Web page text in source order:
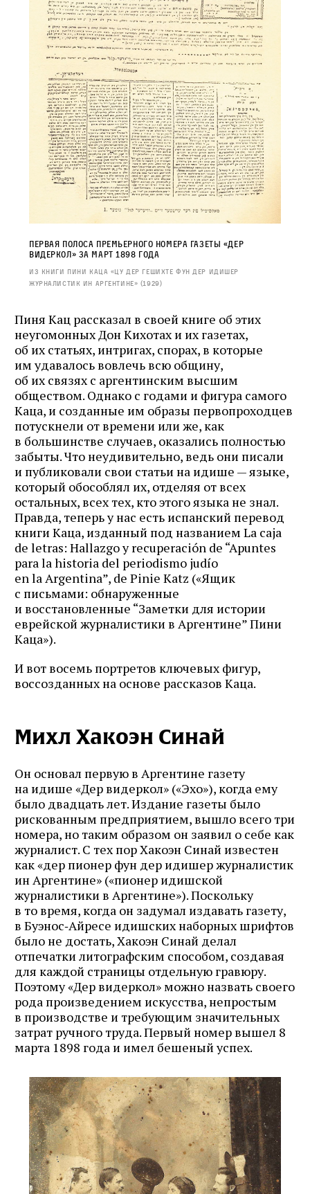
Первая полоса премьерного номера газеты «Дер
видеркол» за март 1898 года
Из книги Пини Каца «Цу дер гешихте фун дер идишер
журналистик ин Аргентине» (1929)
Пиня Кац рассказал в своей книге об этих
неугомонных Дон Кихотах и их газетах,
об их статьях, интригах, спорах, в которые
им удавалось вовлечь всю общину,
об их связях с аргентинским высшим
обществом. Однако с годами и фигура самого
Каца, и созданные им образы первопроходцев
потускнели от времени или же, как
в большинстве случаев, оказались полностью
забыты. Что неудивительно, ведь они писали
и публиковали свои статьи на идише — языке,
который обособлял их, отделяя от всех
остальных, всех тех, кто этого языка не знал.
Правда, теперь у нас есть испанский перевод
книги Каца, изданный под названием La caja
de letras: Hallazgo y recuperación de “Apuntes
para la historia del periodismo judío
en la Argentina”, de Pinie Katz («Ящик
с письмами: обнаруженные
и восстановленные “Заметки для истории
еврейской журналистики в Аргентине” Пини
Каца»).
И вот восемь портретов ключевых фигур,
воссозданных на основе рассказов Каца.
Михл Хакоэн Синай
Он основал первую в Аргентине газету
на идише «Дер видеркол» («Эхо»), когда ему
было двадцать лет. Издание газеты было
рискованным предприятием, вышло всего три
номера, но таким образом он заявил о себе как
журналист. С тех пор Хакоэн Синай известен
как «дер пионер фун дер идишер журналистик
ин Аргентине» («пионер идишской
журналистики в Аргентине»). Поскольку
в то время, когда он задумал издавать газету,
в Буэнос‑Айресе идишских наборных шрифтов
было не достать, Хакоэн Синай делал
отпечатки литографским способом, создавая
для каждой страницы отдельную гравюру.
Поэтому «Дер видеркол» можно назвать своего
рода произведением искусства, непростым
в производстве и требующим значительных
затрат ручного труда. Первый номер вышел 8
марта 1898 года и имел бешеный успех.